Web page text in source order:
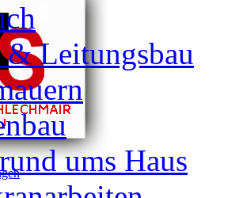
& Leitungsbau
ums Haus